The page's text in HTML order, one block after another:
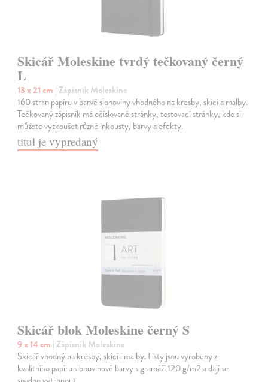
Skicář Moleskine tvrdý tečkovaný černý
L
13 x 21 cm | Zápisník Moleskine
160 stran papíru v barvě slonoviny vhodného na kresby, skici a malby.
Tečkovaný zápisník má očíslované stránky, testovací stránky, kde si
můžete vyzkoušet různé inkousty, barvy a efekty.
titul je vypredaný
Skicář blok Moleskine černý S
9 x 14 cm | Zápisník Moleskine
Skicář vhodný na kresby, skici i malby. Listy jsou vyrobeny z
kvalitního papíru slonovinové barvy s gramáží 120 g/m2 a dají se